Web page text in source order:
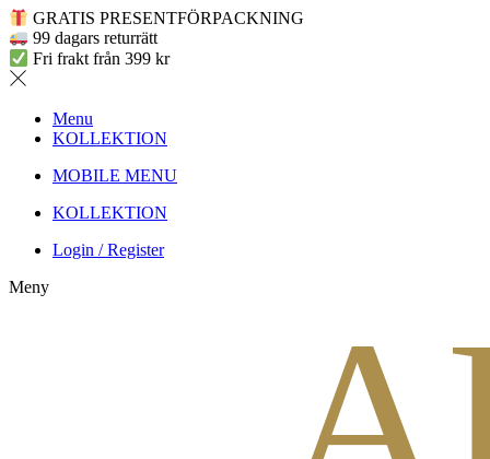
GRATIS PRESENTFÖRPACKNING
99 dagars returrätt
Fri frakt från 399 kr
Menu
KOLLEKTION
MOBILE MENU
KOLLEKTION
Login / Register
Meny